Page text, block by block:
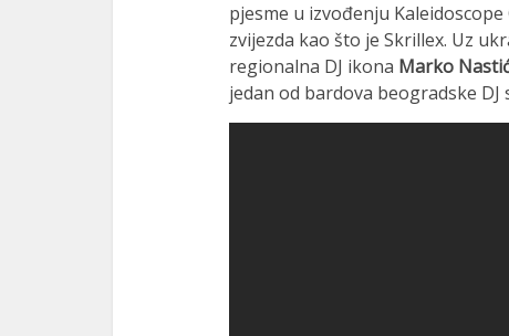
pjesme u izvođenju
zvijezda kao što je Skrillex. Uz
regionalna DJ ikona Marko
jedan od bardova beogradske